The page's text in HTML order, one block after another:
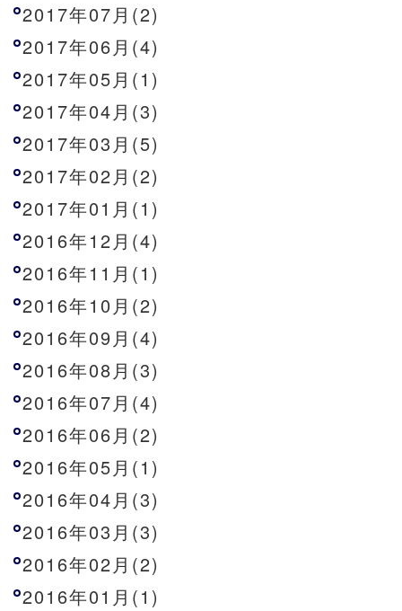
2017年07月(2)
2017年06月(4)
2017年05月(1)
2017年04月(3)
2017年03月(5)
2017年02月(2)
2017年01月(1)
2016年12月(4)
2016年11月(1)
2016年10月(2)
2016年09月(4)
2016年08月(3)
2016年07月(4)
2016年06月(2)
2016年05月(1)
2016年04月(3)
2016年03月(3)
2016年02月(2)
2016年01月(1)